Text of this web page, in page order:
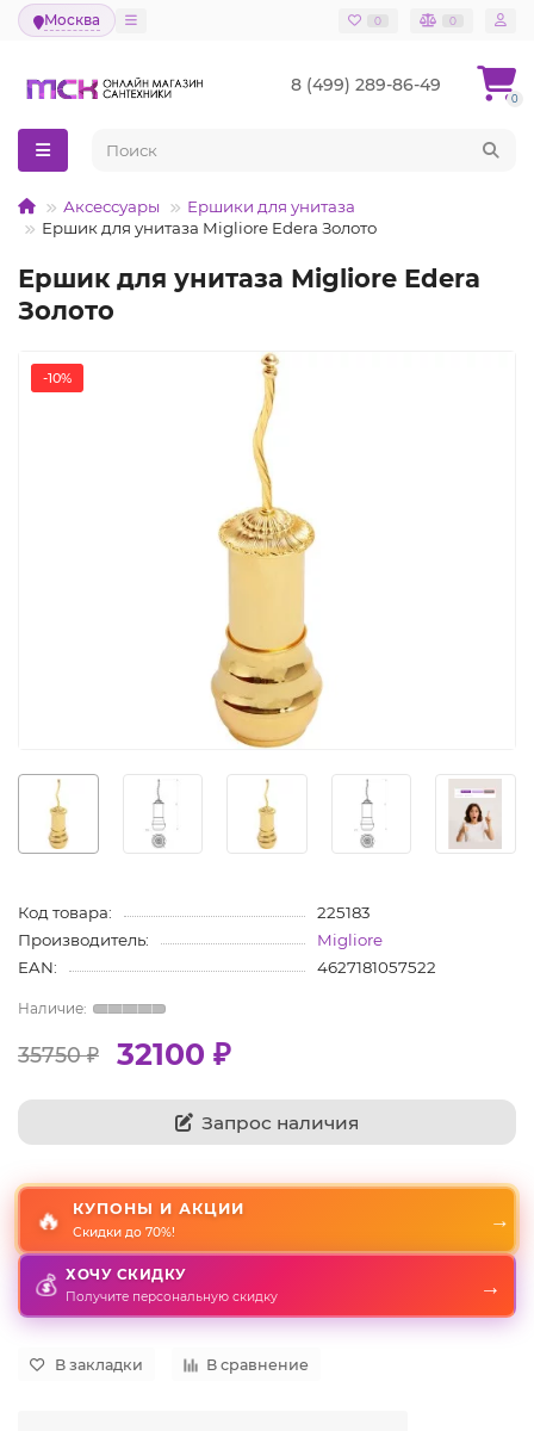
Москва 0 0
8 (499) 289-86-49
0
Аксессуары
Ершики для унитаза
Ершик для унитаза Migliore Edera Золото
Ершик для унитаза Migliore Edera
Золото
-10%
Код товара:
225183
Производитель:
Migliore
EAN:
4627181057522
35750 ₽ 32100 ₽
Запрос наличия
🔥 КУПОНЫ И АКЦИИ
Скидки до 70%!
→
💰 ХОЧУ СКИДКУ
Получите персональную скидку →
В закладки В сравнение